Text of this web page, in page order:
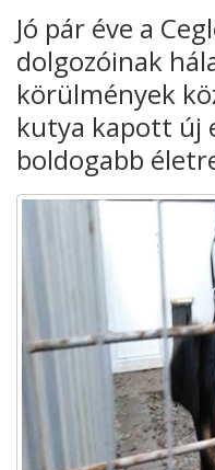
Jó pár éve a
dolgozóinak
körülmények
kutya kapott új
boldogabb